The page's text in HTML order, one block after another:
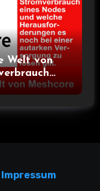
Welt von
Impressum